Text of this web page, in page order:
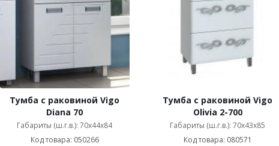
Тумба с раковиной Vigo
Diana 70
Габариты (ш.г.в.): 70x44x84
Код товара: 050266
Тумба с раковиной Vigo
Olivia 2-700
Габариты (ш.г.в.): 70x43x85
Код товара: 080571